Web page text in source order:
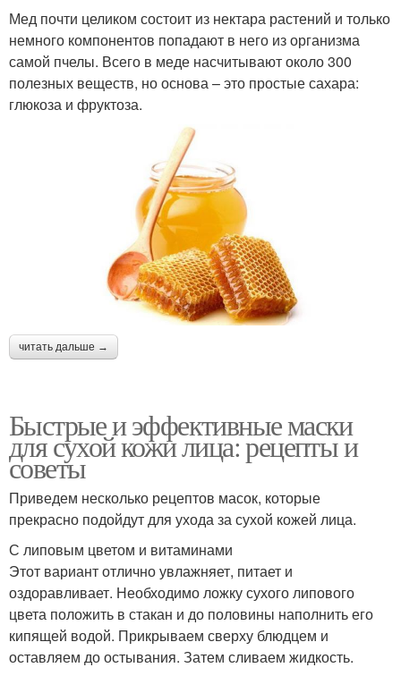
Мед почти целиком состоит из нектара растений и только
немного компонентов попадают в него из организма
самой пчелы. Всего в меде насчитывают около 300
полезных веществ, но основа – это простые сахара:
глюкоза и фруктоза.
читать дальше →
Быстрые и эффективные маски
для сухой кожи лица: рецепты и
советы
Приведем несколько рецептов масок, которые
прекрасно подойдут для ухода за сухой кожей лица.
С липовым цветом и витаминами
Этот вариант отлично увлажняет, питает и
оздоравливает. Необходимо ложку сухого липового
цвета положить в стакан и до половины наполнить его
кипящей водой. Прикрываем сверху блюдцем и
оставляем до остывания. Затем сливаем жидкость.